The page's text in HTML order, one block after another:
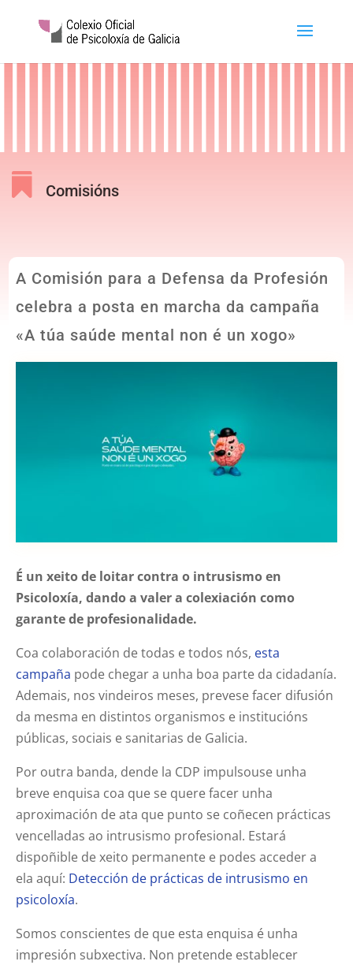
 Comisións
A Comisión para a Defensa da Profesión
celebra a posta en marcha da campaña
«A túa saúde mental non é un xogo»
É un xeito de loitar contra o intrusismo en
Psicoloxía, dando a valer a colexiación como
garante de profesionalidade.
Coa colaboración de todas e todos nós, esta
campaña pode chegar a unha boa parte da cidadanía.
Ademais, nos vindeiros meses, prevese facer difusión
da mesma en distintos organismos e institucións
públicas, sociais e sanitarias de Galicia.
Por outra banda, dende la CDP impulsouse unha
breve enquisa coa que se quere facer unha
aproximación de ata que punto se coñecen prácticas
vencelladas ao intrusismo profesional. Estará
dispoñible de xeito permanente e podes acceder a
ela aquí: Detección de prácticas de intrusismo en
psicoloxía.
Somos conscientes de que esta enquisa é unha
impresión subxectiva. Non pretende establecer